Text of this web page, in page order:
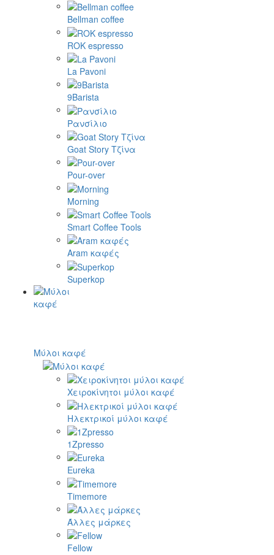
Bellman coffee
ROK espresso
La Pavoni
9Barista
Ρανσίλιο
Goat Story Τζίνα
Pour-over
Morning
Smart Coffee Tools
Aram καφές
Superkop
Μύλοι καφέ
Χειροκίνητοι μύλοι καφέ
Ηλεκτρικοί μύλοι καφέ
1Zpresso
Eureka
Timemore
Άλλες μάρκες
Fellow